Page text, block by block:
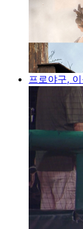
프로야구,